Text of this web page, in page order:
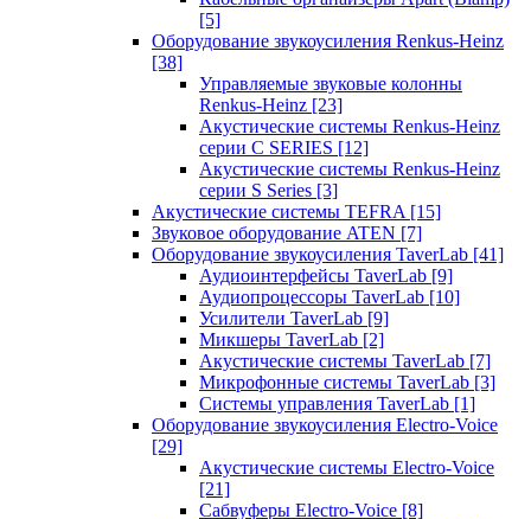
[5]
Оборудование звукоусиления Renkus-Heinz
[38]
Управляемые звуковые колонны
Renkus-Heinz [23]
Акустические системы Renkus-Heinz
серии C SERIES [12]
Акустические системы Renkus-Heinz
серии S Series [3]
Акустические системы TEFRA [15]
Звуковое оборудование ATEN [7]
Оборудование звукоусиления TaverLab [41]
Аудиоинтерфейсы TaverLab [9]
Аудиопроцессоры TaverLab [10]
Усилители TaverLab [9]
Микшеры TaverLab [2]
Акустические системы TaverLab [7]
Микрофонные системы TaverLab [3]
Системы управления TaverLab [1]
Оборудование звукоусиления Electro-Voice
[29]
Акустические системы Electro-Voice
[21]
Сабвуферы Electro-Voice [8]